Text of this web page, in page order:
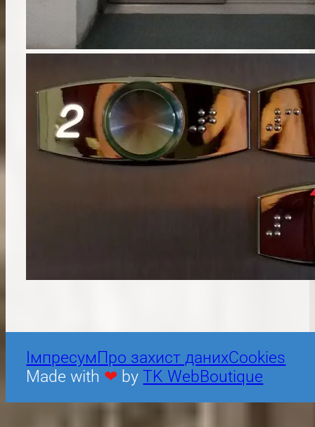
IмпресумПро захист данихCookies
Made with ❤ byTK WebBoutique